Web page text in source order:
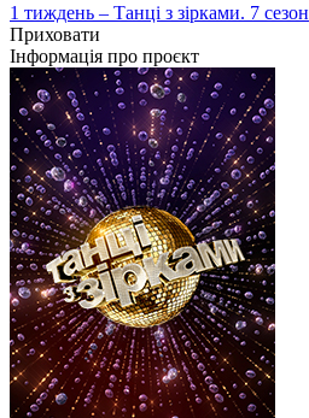
1 тиждень – Танці з зірками. 7 сезон
Приховати
Інформація про проєкт